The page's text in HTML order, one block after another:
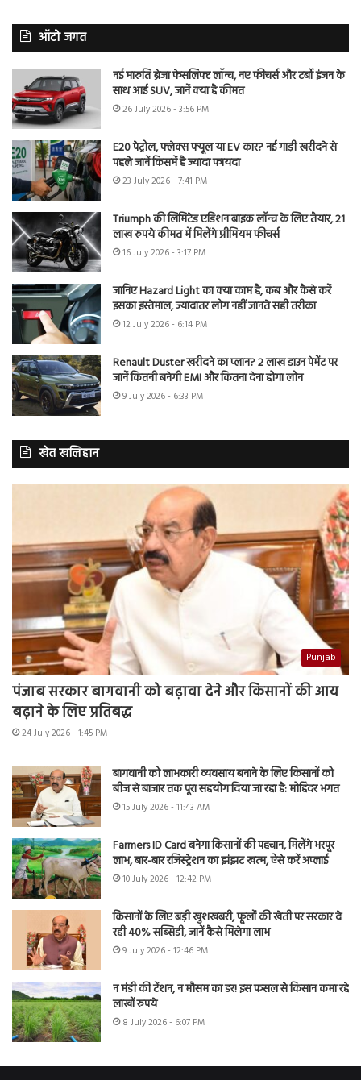
ऑटो जगत
नई मारुति ब्रेजा फेसलिफ्ट लॉन्च, नए फीचर्स और टर्बो इंजन के
साथ आई SUV, जानें क्या है कीमत
26 July 2026 - 3:56 PM
E20 पेट्रोल, फ्लेक्स फ्यूल या EV कार? नई गाड़ी खरीदने से
पहले जानें किसमें है ज्यादा फायदा
23 July 2026 - 7:41 PM
Triumph की लिमिटेड एडिशन बाइक लॉन्च के लिए तैयार, 21
लाख रुपये कीमत में मिलेंगे प्रीमियम फीचर्स
16 July 2026 - 3:17 PM
जानिए Hazard Light का क्या काम है, कब और कैसे करें
इसका इस्तेमाल, ज्यादातर लोग नहीं जानते सही तरीका
12 July 2026 - 6:14 PM
Renault Duster खरीदने का प्लान? 2 लाख डाउन पेमेंट पर
जानें कितनी बनेगी EMI और कितना देना होगा लोन
9 July 2026 - 6:33 PM
खेत खलिहान
Punjab
पंजाब सरकार बागवानी को बढ़ावा देने और किसानों की आय
बढ़ाने के लिए प्रतिबद्ध
24 July 2026 - 1:45 PM
बागवानी को लाभकारी व्यवसाय बनाने के लिए किसानों को
बीज से बाजार तक पूरा सहयोग दिया जा रहा है: मोहिंदर भगत
15 July 2026 - 11:43 AM
Farmers ID Card बनेगा किसानों की पहचान, मिलेंगे भरपूर
लाभ, बार-बार रजिस्ट्रेशन का झंझट खत्म, ऐसे करें अप्लाई
10 July 2026 - 12:42 PM
किसानों के लिए बड़ी खुशखबरी, फूलों की खेती पर सरकार दे
रही 40% सब्सिडी, जानें कैसे मिलेगा लाभ
9 July 2026 - 12:46 PM
न मंडी की टेंशन, न मौसम का डर! इस फसल से किसान कमा रहे
लाखों रुपये
8 July 2026 - 6:07 PM